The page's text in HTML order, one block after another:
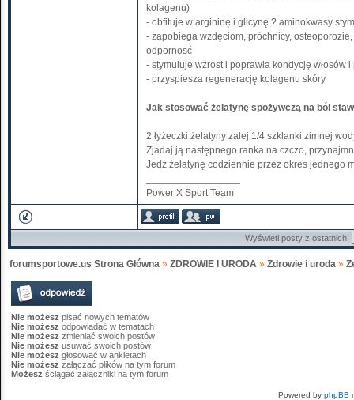
kolagenu)
- obfituje w argininę i glicynę ? aminokwasy
- zapobiega wzdęciom, próchnicy,
odpornosć
- stymuluje wzrost i poprawia kondycję włosów i
- przyspiesza regenerację kolagenu skóry
Jak stosować żelatynę spożywczą na ból
2 łyżeczki żelatyny zalej 1/4 szklanki zimnej
Zjadaj ją następnego ranka na czczo,
Jedz żelatynę codziennie przez okres jednego
Power X Sport Team
Wyświetl posty z ostatnich:
forumsportowe.us Strona Główna » ZDROWIE I URODA » Zdrowie i uroda »
Nie możesz pisać nowych tematów
Nie możesz odpowiadać w tematach
Nie możesz zmieniać swoich postów
Nie możesz usuwać swoich postów
Nie możesz głosować w ankietach
Nie możesz załączać plików na tym forum
Możesz ściągać załączniki na tym forum
Powered by phpBB